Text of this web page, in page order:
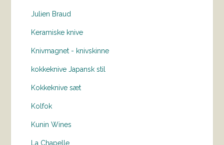
Julien Braud
Keramiske knive
Knivmagnet - knivskinne
kokkeknive Japansk stil
Kokkeknive sæt
Kolfok
Kunin Wines
La Chapelle